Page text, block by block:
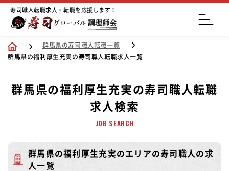
寿司職人転職求人・転職を応援します！
群馬県の寿司職人転職一覧
群馬県の福利厚生充実の寿司職人転職求人一覧
群馬県の福利厚生充実の寿司職人転職
求人検索
JOB SEARCH
群馬県の福利厚生充実のエリアの寿司職人の求
人一覧